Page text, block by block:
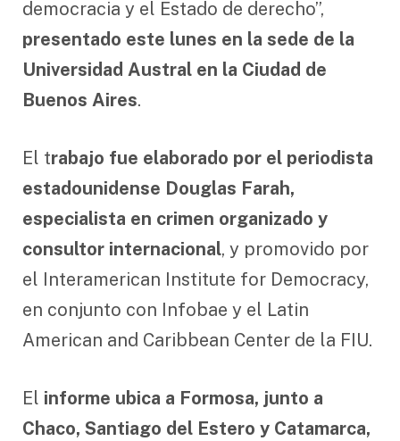
democracia y el Estado de derecho”,
presentado este lunes en la sede de la
Universidad Austral en la Ciudad de
Buenos Aires.
El trabajo fue elaborado por el periodista
estadounidense Douglas Farah,
especialista en crimen organizado y
consultor internacional, y promovido por
el Interamerican Institute for Democracy,
en conjunto con Infobae y el Latin
American and Caribbean Center de la FIU.
El informe ubica a Formosa, junto a
Chaco, Santiago del Estero y Catamarca,